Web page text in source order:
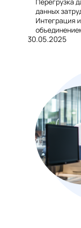
данных
Интеграция
30.05.2025